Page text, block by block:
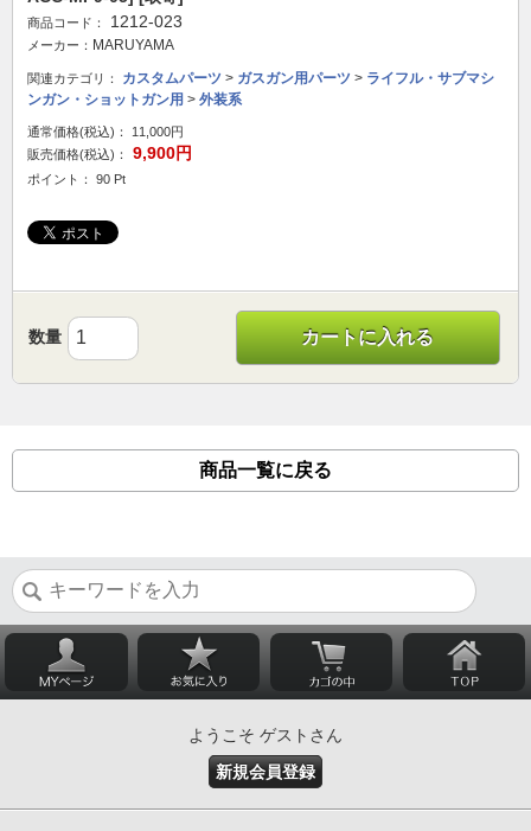
商品コード： 1212-023
メーカー： MARUYAMA
関連カテゴリ： カスタムパーツ > ガスガン用パーツ > ライフル・サブマシ
ンガン・ショットガン用 > 外装系
通常価格(税込)：
11,000円
販売価格(税込)：
9,900円
ポイント： 90 Pt
数量 カートに入れる
商品一覧に戻る
ようこそ ゲストさん
新規会員登録